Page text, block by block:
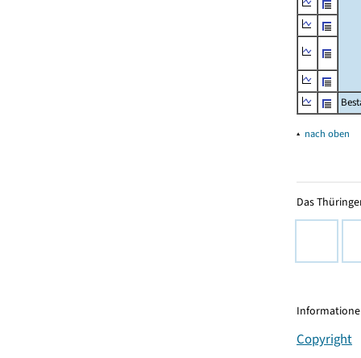
▴ nach oben
Das
Copyright